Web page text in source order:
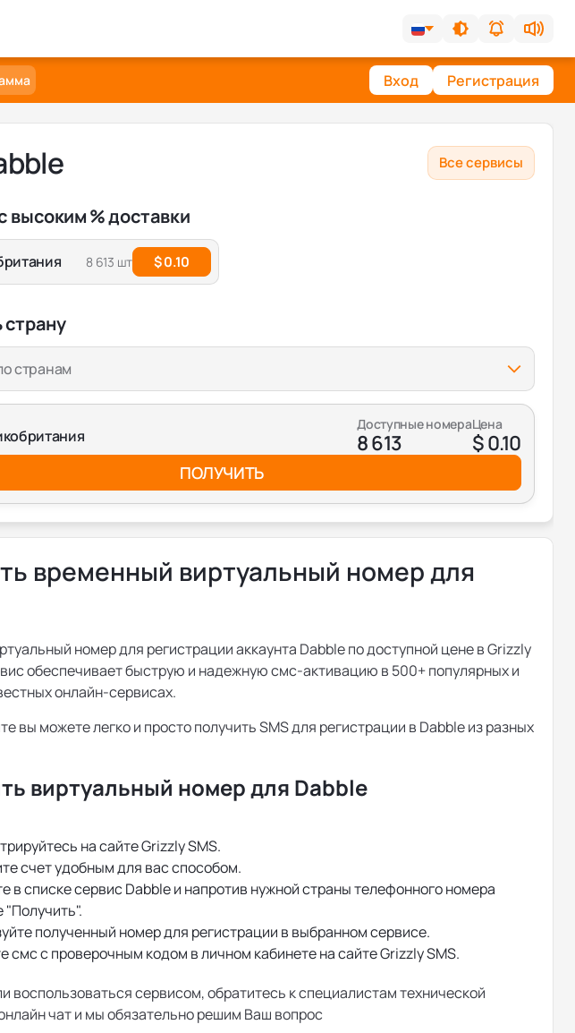
Вход Регистрация
Все сервисы
высоким % доставки
8 613 шт $ 0.10
странам
Доступные номера
8 613
Цена
$ 0.10
ПОЛУЧИТЬ
временный виртуальный номер для
номер для регистрации аккаунта Dabble по доступной цене в Grizzly
обеспечивает быструю и надежную смс-активацию в 500+ популярных и
онлайн-сервисах.
вы можете легко и просто получить SMS для регистрации в Dabble из разных
виртуальный номер для Dabble
на сайте Grizzly SMS.
счет удобным для вас способом.
в списке сервис Dabble и напротив нужной страны телефонного номера
полученный номер для регистрации в выбранном сервисе.
смс с проверочным кодом в личном кабинете на сайте Grizzly SMS.
воспользоваться сервисом, обратитесь к специалистам технической
чат и мы обязательно решим Ваш вопрос